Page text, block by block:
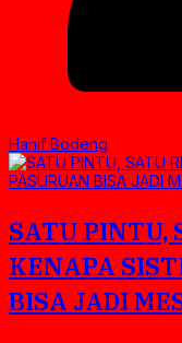
Hanif Bodeng
SATU PINTU,
KENAPA
BISA JADI